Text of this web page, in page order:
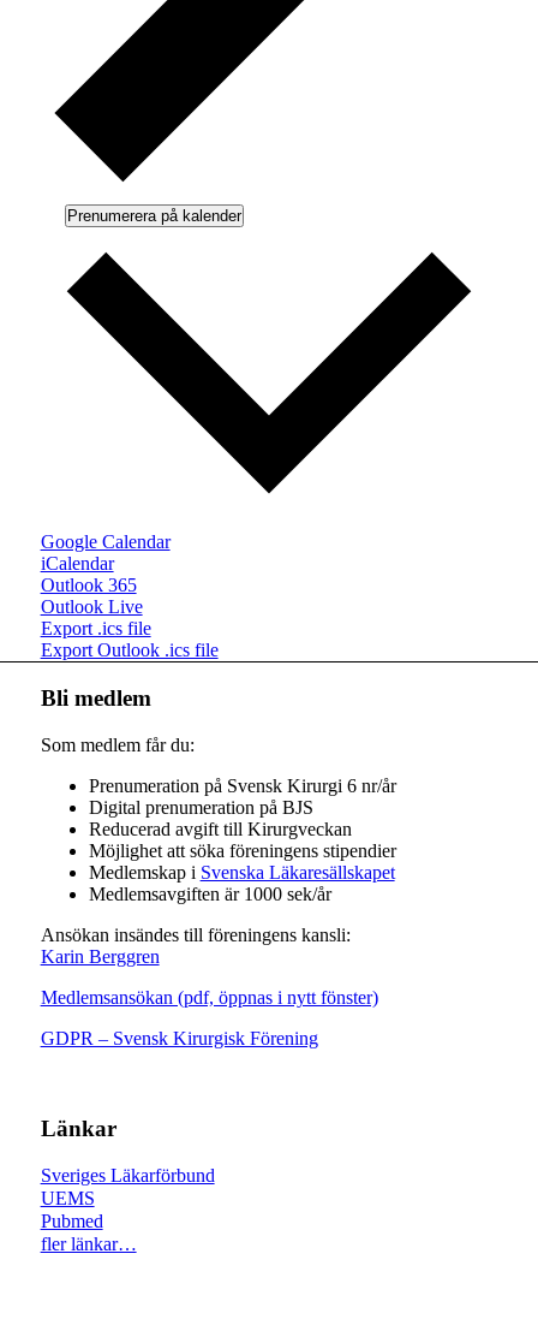
Prenumerera på kalender
Google Calendar
iCalendar
Outlook 365
Outlook Live
Export .ics file
Export Outlook .ics file
Bli medlem
Som medlem får du:
Prenumeration på Svensk Kirurgi 6 nr/år
Digital prenumeration på BJS
Reducerad avgift till Kirurgveckan
Möjlighet att söka föreningens stipendier
Medlemskap i Svenska Läkaresällskapet
Medlemsavgiften är 1000 sek/år
Ansökan insändes till föreningens kansli:
Karin Berggren
Medlemsansökan (pdf, öppnas i nytt fönster)
GDPR – Svensk Kirurgisk Förening
Länkar
Sveriges Läkarförbund
UEMS
Pubmed
fler länkar…